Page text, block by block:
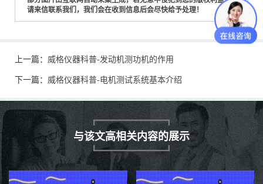
请来信联系我们，我们会在收到信息后会尽快给予处理！
上一篇： 威格仪器科普-发动机测功机的作用
下一篇： 威格仪器科普-电机测试系统基本介绍
与该文高相关内容的展示